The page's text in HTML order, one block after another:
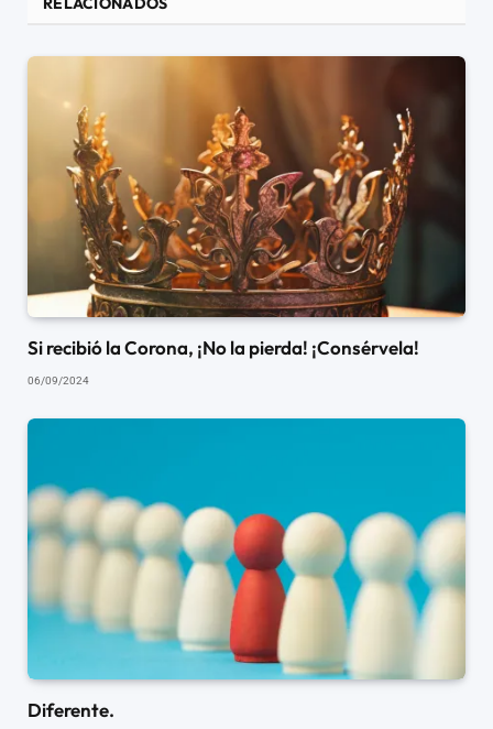
Si recibió la Corona, ¡No la pierda! ¡Consérvela!
06/09/2024
Diferente.